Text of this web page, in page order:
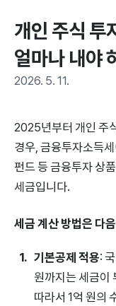
개인 주식 투
얼마나 내야
2026. 5. 11.
2025년부터 개인 주
경우, 금융투자소득
펀드 등 금융투자 상
세금입니다.
세금 계산 방법은 다
기본공제 적용:
원까지는 세금이
따라서 1억 원의